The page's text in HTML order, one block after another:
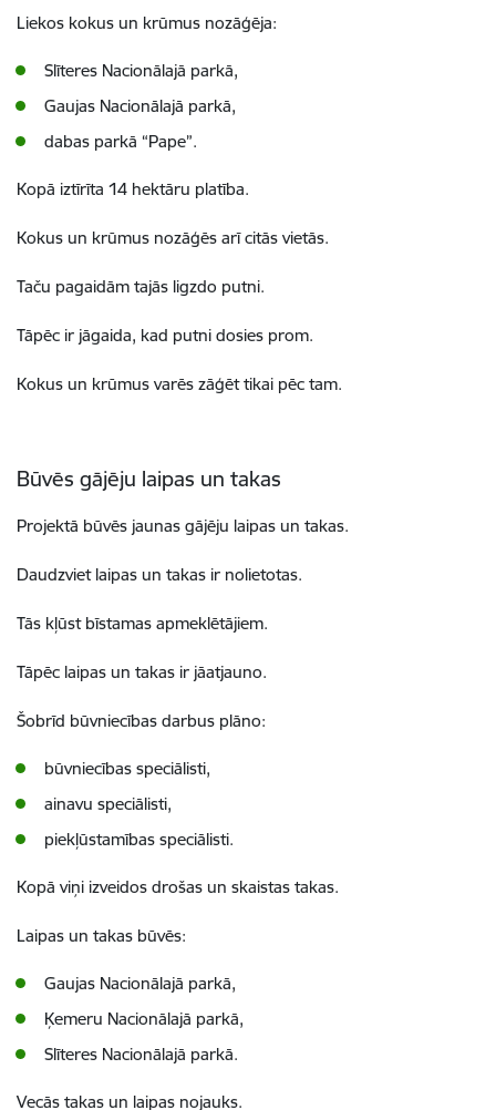
Liekos kokus un krūmus nozāģēja:
Slīteres Nacionālajā parkā,
Gaujas Nacionālajā parkā,
dabas parkā “Pape”.
Kopā iztīrīta 14 hektāru platība.
Kokus un krūmus nozāģēs arī citās vietās.
Taču pagaidām tajās ligzdo putni.
Tāpēc ir jāgaida, kad putni dosies prom.
Kokus un krūmus varēs zāģēt tikai pēc tam.
Būvēs gājēju laipas un takas
Projektā būvēs jaunas gājēju laipas un takas.
Daudzviet laipas un takas ir nolietotas.
Tās kļūst bīstamas apmeklētājiem.
Tāpēc laipas un takas ir jāatjauno.
Šobrīd būvniecības darbus plāno:
būvniecības speciālisti,
ainavu speciālisti,
piekļūstamības speciālisti.
Kopā viņi izveidos drošas un skaistas takas.
Laipas un takas būvēs:
Gaujas Nacionālajā parkā,
Ķemeru Nacionālajā parkā,
Slīteres Nacionālajā parkā.
Vecās takas un laipas nojauks.